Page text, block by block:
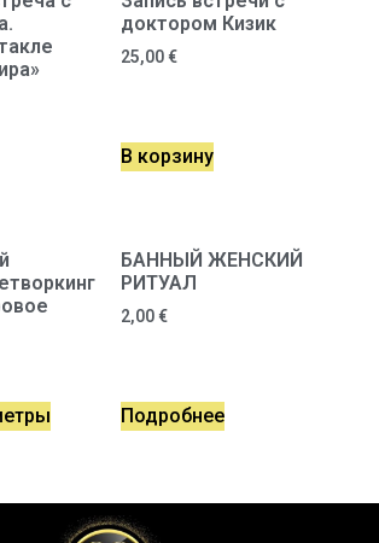
доктором Кизик
25,00€
В корзину
БАННЫЙ ЖЕНСКИЙ
РИТУАЛ
2,00€
Подробнее